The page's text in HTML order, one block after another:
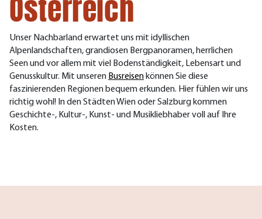
Österreich
Unser Nachbarland erwartet uns mit idyllischen
Alpenlandschaften, grandiosen Bergpanoramen, herrlichen
Seen und vor allem mit viel Bodenständigkeit, Lebensart und
Genusskultur. Mit unseren Busreisen können Sie diese
faszinierenden Regionen bequem erkunden. Hier fühlen wir uns
richtig wohl! In den Städten Wien oder Salzburg kommen
Geschichte-, Kultur-, Kunst- und Musikliebhaber voll auf Ihre
Kosten.